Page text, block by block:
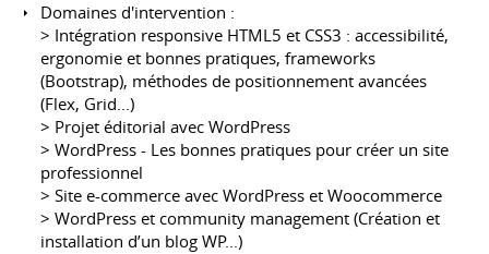
Domaines d'intervention :
> Intégration responsive HTML5 et CSS3 : accessibilité,
ergonomie et bonnes pratiques, frameworks
(Bootstrap), méthodes de positionnement avancées
(Flex, Grid...)
> Projet éditorial avec WordPress
> WordPress - Les bonnes pratiques pour créer un site
professionnel
> Site e-commerce avec WordPress et Woocommerce
> WordPress et community management (Création et
installation d’un blog WP...)